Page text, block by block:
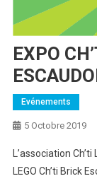
EXPO
Evénements
5 Octobre 2019
L’association
LEGO Ch’ti Brick